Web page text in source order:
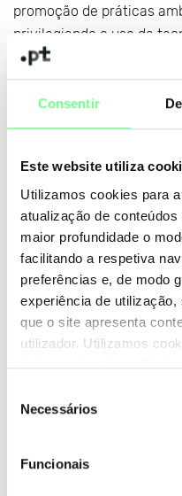
Consentir
Este website utiliza
Utilizamos cookies para
atualização de
maior profundidade o
facilitando a respetiva
preferências e, de modo
experiência de
que o site apresenta
utilizador. Utilizamos
Necessários
Funcionais
promoção de práticas
privilegiando o uso da
em prol do bem-estar e
profissional, da
oportunidades;
recursos utilizados,
proteção do ambiente,
soluções que reduzam o
atividade,
climáticas, neutralidade
economia circular,
A utilização de
A mobilidade
do uso de materiais
O .PT orienta a sua